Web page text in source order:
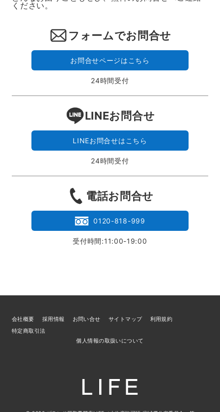
ください。
フォームでお問合せ
お問合せページはこちら
24時間受付
LINEお問合せ
LINEお問合せはこちら
24時間受付
電話お問合せ
0120-818-999
受付時間:11:00-19:00
会社概要 採用情報 お問い合せ サイトマップ
利用規約
特定商取引法
個人情報の取扱いについて